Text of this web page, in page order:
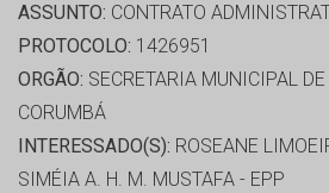
ASSUNTO: CONTRATO
PROTOCOLO: 1426951
ORGÃO: SECRETARIA MUNICIPAL
CORUMBÁ
INTERESSADO(S): ROSEANE
SIMÉIA A. H. M. MUSTAFA - EPP